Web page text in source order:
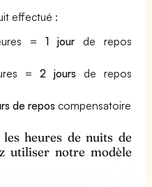
effectué :
=1 jour de repos
= 2 jours de repos
de repos compensatoire
heures de nuits de
utiliser notre modèle